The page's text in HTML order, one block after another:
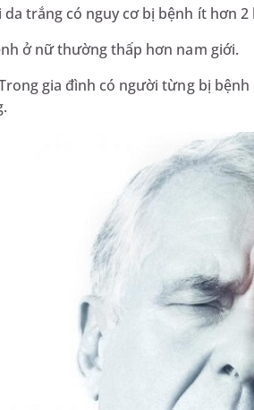
da trắng có nguy cơ bị bệnh ít hơn
ở nữ thường thấp hơn nam giới.
gia đình có người từng bị